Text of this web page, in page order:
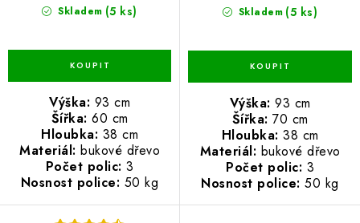
Skladem (5 ks)
Výška: 93 cm
Šířka: 60 cm
Hloubka: 38 cm
Materiál: bukové dřevo
Počet polic: 3
Nosnost police: 50 kg
Skladem (5 ks)
Výška: 93 cm
Šířka: 70 cm
Hloubka: 38 cm
Materiál: bukové dřevo
Počet polic: 3
Nosnost police: 50 kg